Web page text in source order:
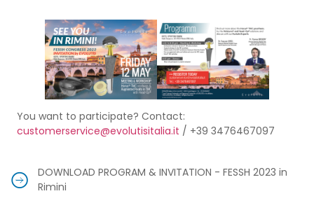
You want to participate? Contact:
customerservice@evolutisitalia.it / +39 3476467097
DOWNLOAD PROGRAM & INVITATION - FESSH 2023 in
Rimini